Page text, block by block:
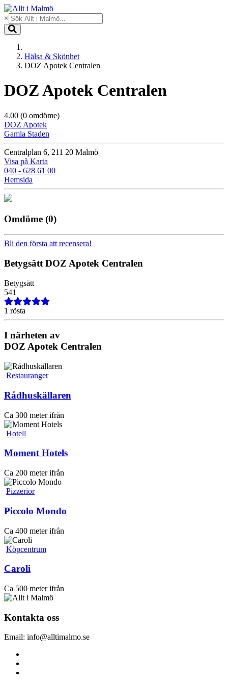
×
Hälsa & Skönhet
DOZ Apotek Centralen
DOZ Apotek Centralen
4.00 (0 omdöme)
DOZ Apotek
Gamla Staden
Centralplan 6, 211 20 Malmö
Visa på Karta
040 - 628 61 00
Hemsida
Omdöme (0)
Bli den första att recensera!
Betygsätt DOZ Apotek Centralen
Betygsätt
541
1 rösta
I närheten av
DOZ Apotek Centralen
Restauranger
Rådhuskällaren
Ca 300 meter ifrån
Hotell
Moment Hotels
Ca 200 meter ifrån
Pizzerior
Piccolo Mondo
Ca 400 meter ifrån
Köpcentrum
Caroli
Ca 500 meter ifrån
Kontakta oss
Email: info@alltimalmo.se